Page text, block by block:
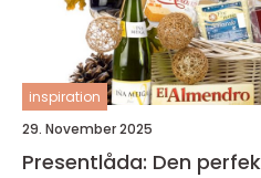
inspiration
29. November 2025
Presentlåda: Den